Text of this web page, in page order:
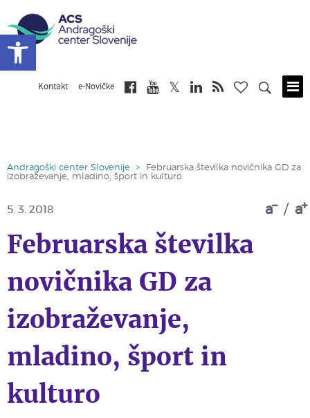
Kontakt e-Novičke
Andragoški center Slovenije >
Februarska številka novičnika GD za
izobraževanje, mladino, šport in kulturo
a / a
5. 3. 2018
Februarska številka
novičnika GD za
izobraževanje,
mladino, šport in
kulturo
Open toolbar